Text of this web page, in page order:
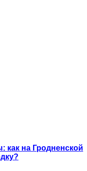
как на Гродненской